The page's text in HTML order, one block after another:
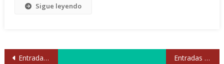
Sigue leyendo
Navegación
Entradas anteriores Entradas siguientes